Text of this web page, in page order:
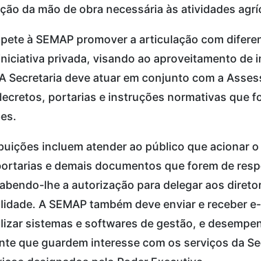
da mão de obra necessária às atividades
à SEMAP promover a articulação com
privada, visando ao aproveitamento de
Secretaria deve atuar em conjunto com a
portarias e instruções normativas que
incluem atender ao público que acionar
e demais documentos que forem de
lhe a autorização para delegar aos
A SEMAP também deve enviar e receber
sistemas e softwares de gestão, e
que guardem interesse com os serviços da